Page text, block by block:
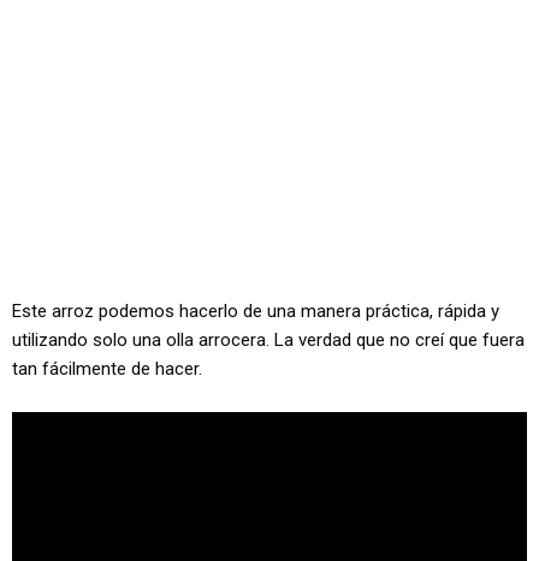
Este arroz podemos hacerlo de una manera práctica, rápida y
utilizando solo una olla arrocera. La verdad que no creí que fuera
tan fácilmente de hacer.